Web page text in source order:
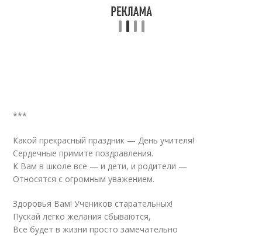
***
Какой прекрасный праздник — День учителя!
Сердечные примите поздравления.
К Вам в школе все — и дети, и родители —
Относятся с огромным уважением.
Здоровья Вам! Учеников старательных!
Пускай легко желания сбываются,
Все будет в жизни просто замечательно